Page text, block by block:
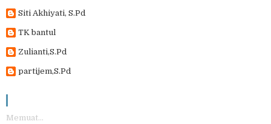
Siti Akhiyati, S.Pd
TK bantul
Zulianti,S.Pd
partijem,S.Pd
Memuat...